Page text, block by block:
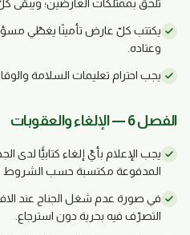
تلحق بممتلكات العارضين؛ ويبقى
يكتتب كلّ عارض تأمينًا يغطّي
وعتاده.
يجب احترام تعليمات السلامة
الفصل 6 — الإلغاء والعقوبات
يجب الإعلام بأيّ إلغاء كتابيًّا لدى
المدفوعة مكتسبة حسب الشروط
في صورة عدم شغل الجناح عند
التصرّف فيه بحرية دون استرجاع.